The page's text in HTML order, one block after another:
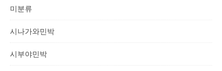
미분류
시나가와민박
시부야민박